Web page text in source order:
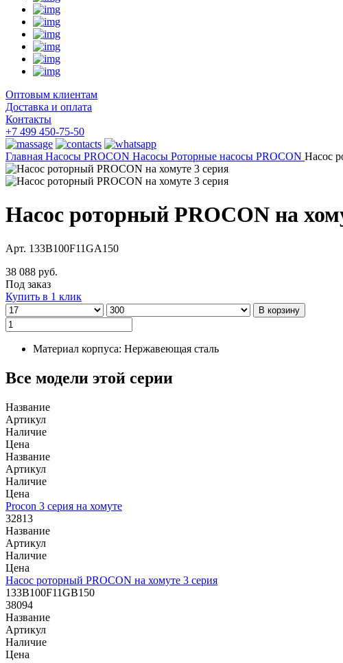
Оптовым клиентам
Доставка и оплата
Контакты
+7 499 450-75-50
Главная Насосы PROCON Насосы Роторные насосы PROCON Насос
Насос роторный PROCON на
Арт. 133B100F11GА150
38 088 руб.
Под заказ
Купить в 1 клик
В корзину
Материал корпуса: Нержавеющая сталь
Все модели этой серии
Название
Артикул
Наличие
Цена
Название
Артикул
Наличие
Цена
Procon 3 серия на хомуте
32813
Название
Артикул
Наличие
Цена
Насос роторный PROCON на хомуте 3 серия
133B100F11GB150
38094
Название
Артикул
Наличие
Цена